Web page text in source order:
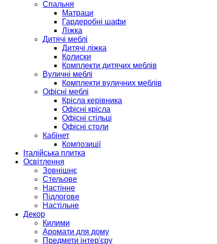
Спальня
Матраци
Гардеробні шафи
Ліжка
Дитячі меблі
Дитячі ліжка
Колиски
Комплекти дитячих меблів
Вуличні меблі
Комплекти вуличних меблів
Офісні меблі
Крісла керівника
Офісні крісла
Офісні стільці
Офісні столи
Кабінет
Композиції
Італійська плитка
Освітлення
Зовнішнє
Стельове
Настінне
Підлогове
Настільне
Декор
Килими
Аромати для дому
Предмети інтер'єру